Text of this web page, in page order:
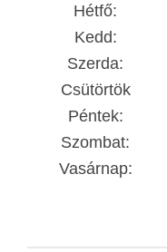
Hétfő:
Kedd:
Szerda:
Csütörtök
Péntek:
Szombat:
Vasárnap: